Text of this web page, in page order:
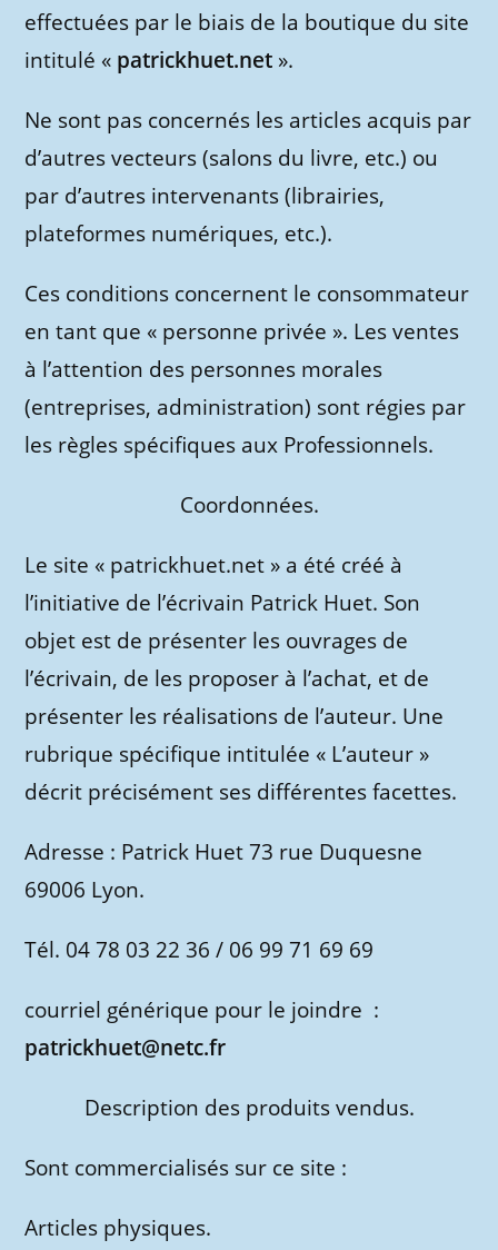
effectuées par le biais de la boutique du site
intitulé « patrickhuet.net ».
Ne sont pas concernés les articles acquis par
d’autres vecteurs (salons du livre, etc.) ou
par d’autres intervenants (librairies,
plateformes numériques, etc.).
Ces conditions concernent le consommateur
en tant que « personne privée ». Les ventes
à l’attention des personnes morales
(entreprises, administration) sont régies par
les règles spécifiques aux Professionnels.
Coordonnées.
Le site « patrickhuet.net » a été créé à
l’initiative de l’écrivain Patrick Huet. Son
objet est de présenter les ouvrages de
l’écrivain, de les proposer à l’achat, et de
présenter les réalisations de l’auteur. Une
rubrique spécifique intitulée « L’auteur »
décrit précisément ses différentes facettes.
Adresse : Patrick Huet 73 rue Duquesne
69006 Lyon.
Tél. 04 78 03 22 36 / 06 99 71 69 69
courriel générique pour le joindre :
patrickhuet@netc.fr
Description des produits vendus.
Sont commercialisés sur ce site :
Articles physiques.